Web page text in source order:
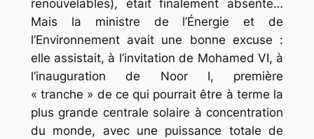
renouvelables), était finalement absente…
Mais la ministre de l’Énergie et de
l’Environnement avait une bonne excuse :
elle assistait, à l’invitation de Mohamed VI, à
l’inauguration de Noor I, première
« tranche » de ce qui pourrait être à terme la
plus grande centrale solaire à concentration
du monde, avec une puissance totale de